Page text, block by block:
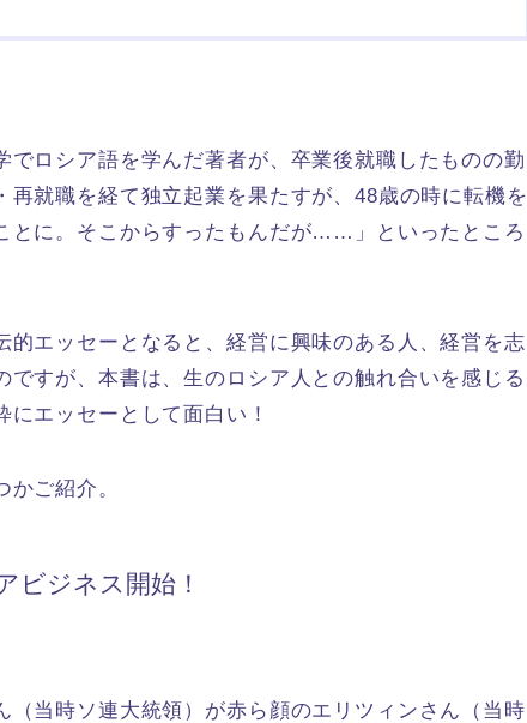
でロシア語を学んだ著者が、卒業後就職したものの勤
再就職を経て独立起業を果たすが、48歳の時に転機を
とに。そこからすったもんだが……」といったところ
的エッセーとなると、経営に興味のある人、経営を志
ですが、本書は、生のロシア人との触れ合いを感じる
エッセーとして面白い！
ご紹介。
ビジネス開始！
（当時ソ連大統領）が赤ら顔のエリツィンさん（当時